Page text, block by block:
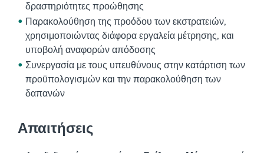
δραστηριότητες προώθησης
Παρακολούθηση της προόδου των εκστρατειών,
χρησιμοποιώντας διάφορα εργαλεία μέτρησης, και
υποβολή αναφορών απόδοσης
Συνεργασία με τους υπευθύνους στην κατάρτιση των
προϋπολογισμών και την παρακολούθηση των
δαπανών
Απαιτήσεις